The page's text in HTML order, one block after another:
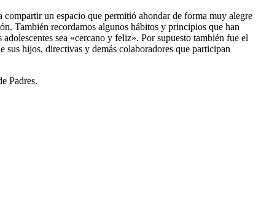
un espacio que permitió ahondar de forma muy alegre
También recordamos algunos hábitos y principios que han
sea «cercano y feliz». Por supuesto también fue el
sus hijos, directivas y demás colaboradores que participan
Padres.